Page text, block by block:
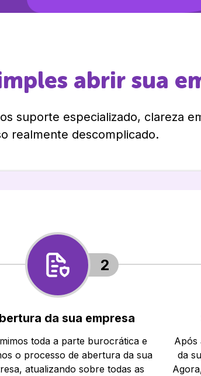
abrir sua
suporte especializado, clareza
realmente descomplicado.
2
da sua empresa
toda a parte burocrática e
o processo de abertura da sua
atualizando sobre todas as
Após
da